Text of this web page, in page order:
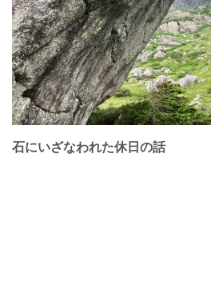
石にいざなわれた休日の話